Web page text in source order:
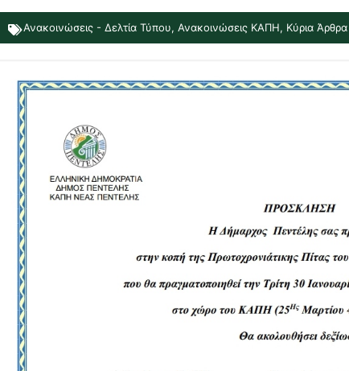
Ανακοινώσεις - Δελτία Τύπου, Ανακοινώσεις ΚΑΠΗ, Κύρια Άρθρα